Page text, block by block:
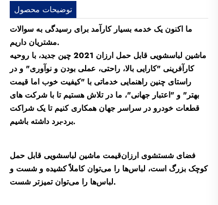
توضیحات محصول
ما اکنون یک خدمه بسیار کارآمد برای رسیدگی به سوالات
مشتریان داریم.
ماشین لباسشویی قابل حمل ارزان 2021 چین جدید، با روحیه
کارآفرینی "کارایی بالا، راحتی، عملی بودن و نوآوری" و در
راستای چنین راهنمایی خدماتی با "کیفیت خوب اما قیمت
بهتر" و "اعتبار جهانی"، ما در تلاش هستیم تا با شرکت های
قطعات خودرو در سراسر جهان همکاری کنیم تا یک شراکت
برد-برد داشته باشیم.
فضای شستشوی ارزان‌قیمت ماشین لباسشویی قابل حمل
کوچک بزرگ است، لباس‌ها را می‌توان کاملاً کشیده و شست و
لباس‌ها را می‌توان تمیزتر شست.